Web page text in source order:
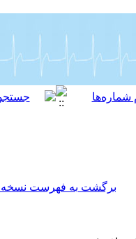
برگشت به فهرست نسخه